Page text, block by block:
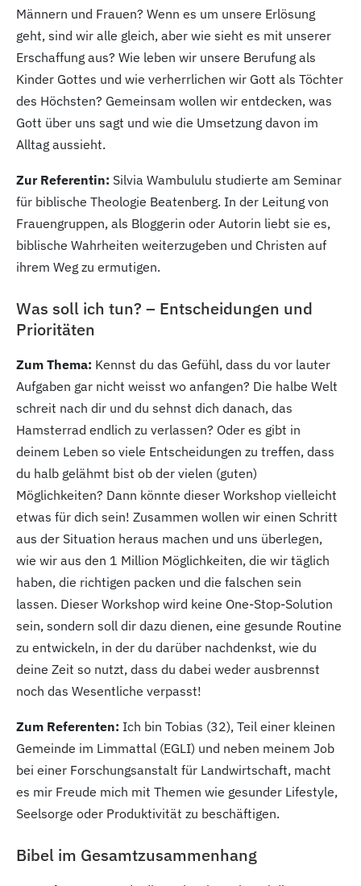
Männern und Frauen? Wenn es um unsere Erlösung
geht, sind wir alle gleich, aber wie sieht es mit unserer
Erschaffung aus? Wie leben wir unsere Berufung als
Kinder Gottes und wie verherrlichen wir Gott als Töchter
des Höchsten? Gemeinsam wollen wir entdecken, was
Gott über uns sagt und wie die Umsetzung davon im
Alltag aussieht.
Zur Referentin: Silvia Wambululu studierte am Seminar
für biblische Theologie Beatenberg. In der Leitung von
Frauengruppen, als Bloggerin oder Autorin liebt sie es,
biblische Wahrheiten weiterzugeben und Christen auf
ihrem Weg zu ermutigen.
Was soll ich tun? – Entscheidungen und
Prioritäten
Zum Thema: Kennst du das Gefühl, dass du vor lauter
Aufgaben gar nicht weisst wo anfangen? Die halbe Welt
schreit nach dir und du sehnst dich danach, das
Hamsterrad endlich zu verlassen? Oder es gibt in
deinem Leben so viele Entscheidungen zu treffen, dass
du halb gelähmt bist ob der vielen (guten)
Möglichkeiten? Dann könnte dieser Workshop vielleicht
etwas für dich sein! Zusammen wollen wir einen Schritt
aus der Situation heraus machen und uns überlegen,
wie wir aus den 1 Million Möglichkeiten, die wir täglich
haben, die richtigen packen und die falschen sein
lassen. Dieser Workshop wird keine One-Stop-Solution
sein, sondern soll dir dazu dienen, eine gesunde Routine
zu entwickeln, in der du darüber nachdenkst, wie du
deine Zeit so nutzt, dass du dabei weder ausbrennst
noch das Wesentliche verpasst!
Zum Referenten: Ich bin Tobias (32), Teil einer kleinen
Gemeinde im Limmattal (EGLI) und neben meinem Job
bei einer Forschungsanstalt für Landwirtschaft, macht
es mir Freude mich mit Themen wie gesunder Lifestyle,
Seelsorge oder Produktivität zu beschäftigen.
Bibel im Gesamtzusammenhang